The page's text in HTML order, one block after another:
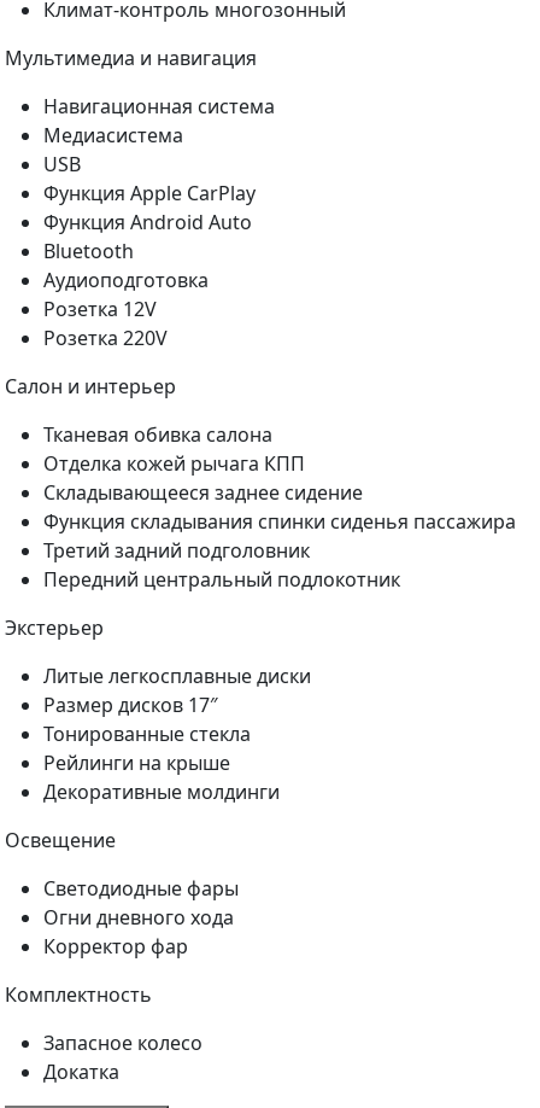
Климат-контроль многозонный
Мультимедиа и навигация
Навигационная система
Медиасистема
USB
Функция Apple CarPlay
Функция Android Auto
Bluetooth
Аудиоподготовка
Розетка 12V
Розетка 220V
Салон и интерьер
Тканевая обивка салона
Отделка кожей рычага КПП
Складывающееся заднее сидение
Функция складывания спинки сиденья пассажира
Третий задний подголовник
Передний центральный подлокотник
Экстерьер
Литые легкосплавные диски
Размер дисков 17″
Тонированные стекла
Рейлинги на крыше
Декоративные молдинги
Освещение
Светодиодные фары
Огни дневного хода
Корректор фар
Комплектность
Запасное колесо
Докатка